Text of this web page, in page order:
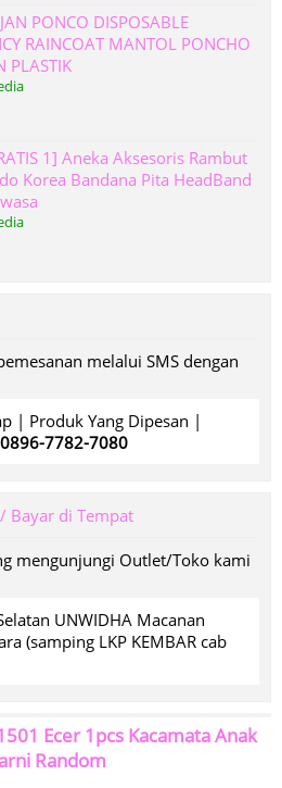
PONCO DISPOSABLE
RAINCOAT MANTOL PONCHO
PLASTIK
1] Aneka Aksesoris Rambut
Korea Bandana Pita HeadBand
melalui SMS dengan
| Produk Yang Dipesan |
7782-7080
Bayar di Tempat
mengunjungi Outlet/Toko kami
UNWIDHA Macanan
(samping LKP KEMBAR cab
Ecer 1pcs Kacamata Anak
Random